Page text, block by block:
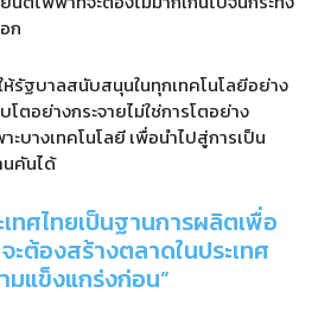
ก
รัฐบาลสนับสนุนในทุกเทคโนโลยีอย่าง
โตอย่างกระจายไม่ใช่การโตอย่าง
ะบางเทคโนโลยี เพื่อนำไปสู่การเป็น
นคันได้
ทศไทยเป็นฐานการผลิตเพื่อ
ะต้องสร้างตลาดในประเทศ
มแข็งแกร่งก่อน”